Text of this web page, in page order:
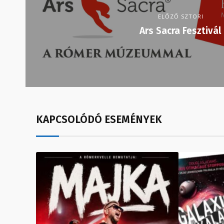
ELŐZŐ SZTORI
Ars Sacra Fesztivál
KAPCSOLÓDÓ ESEMÉNYEK